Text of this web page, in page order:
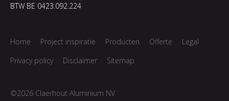
BTW BE 0423.092.224
Home Project inspiratie Producten Offerte
Legal
Privacy policy
Disclaimer Sitemap
©2026 Claerhout Aluminium NV